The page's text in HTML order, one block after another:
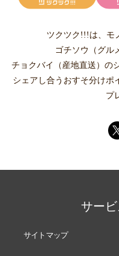
ツクツク!!!は、 モ
ゴチソウ（グル
チョクバイ（産地直送） の
シェアし合う おすそ分けポ
プ
サー
サイトマップ